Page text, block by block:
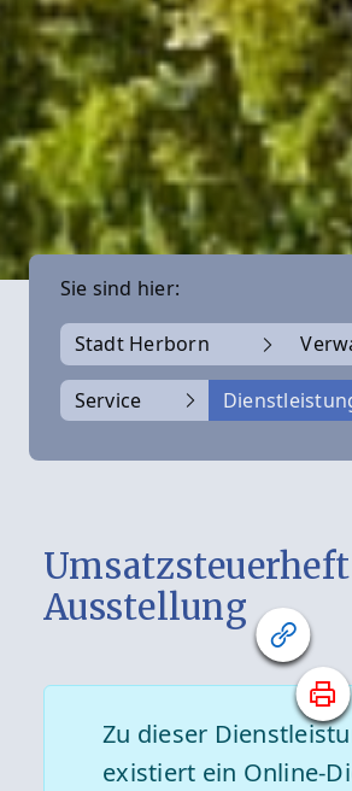
Sie sind hier:
Stadt Herborn
Service
Umsatzsteuerheft
Ausstellung
Zu dieser
existiert ein Online-